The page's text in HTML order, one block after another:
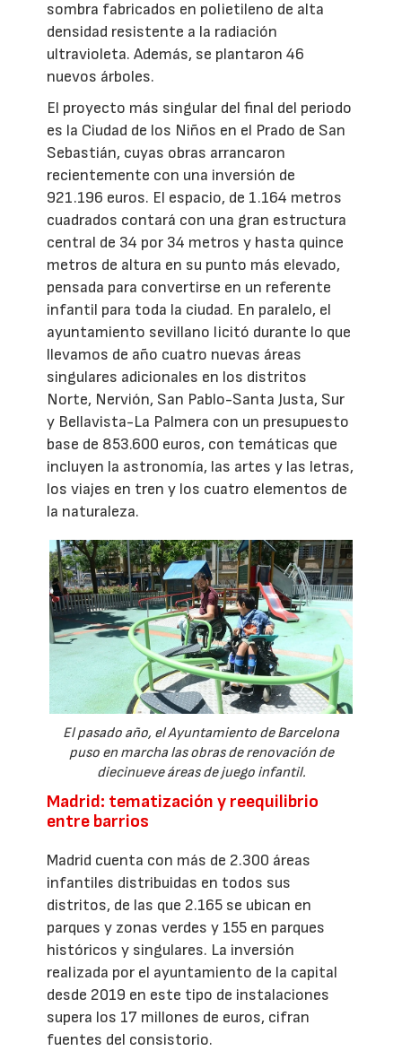
sombra fabricados en polietileno de alta
densidad resistente a la radiación
ultravioleta. Además, se plantaron 46
nuevos árboles.
El proyecto más singular del final del periodo
es la Ciudad de los Niños en el Prado de San
Sebastián, cuyas obras arrancaron
recientemente con una inversión de
921.196 euros. El espacio, de 1.164 metros
cuadrados contará con una gran estructura
central de 34 por 34 metros y hasta quince
metros de altura en su punto más elevado,
pensada para convertirse en un referente
infantil para toda la ciudad. En paralelo, el
ayuntamiento sevillano licitó durante lo que
llevamos de año cuatro nuevas áreas
singulares adicionales en los distritos
Norte, Nervión, San Pablo-Santa Justa, Sur
y Bellavista-La Palmera con un presupuesto
base de 853.600 euros, con temáticas que
incluyen la astronomía, las artes y las letras,
los viajes en tren y los cuatro elementos de
la naturaleza.
El pasado año, el Ayuntamiento de Barcelona
puso en marcha las obras de renovación de
diecinueve áreas de juego infantil.
Madrid: tematización y reequilibrio
entre barrios
Madrid cuenta con más de 2.300 áreas
infantiles distribuidas en todos sus
distritos, de las que 2.165 se ubican en
parques y zonas verdes y 155 en parques
históricos y singulares. La inversión
realizada por el ayuntamiento de la capital
desde 2019 en este tipo de instalaciones
supera los 17 millones de euros, cifran
fuentes del consistorio.